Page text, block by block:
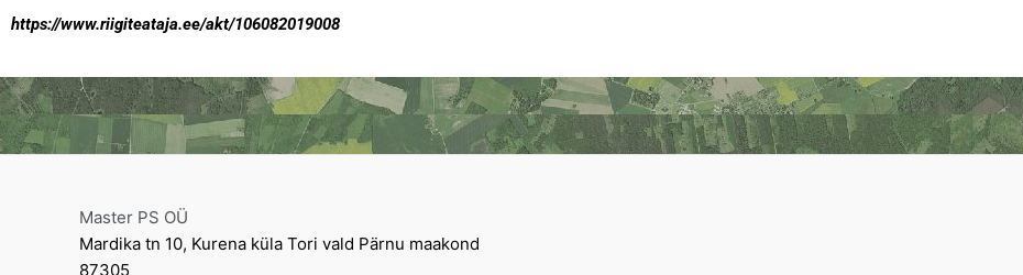
https://www.riigiteataja.ee/akt/106082019008
Master PS OÜ
Mardika tn 10, Kurena küla Tori vald Pärnu maakond
87305